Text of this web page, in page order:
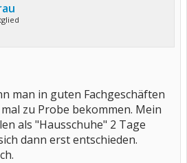
man in guten Fachgeschäften
zu Probe bekommen. Mein
als "Hausschuhe" 2 Tage
dann erst entschieden.